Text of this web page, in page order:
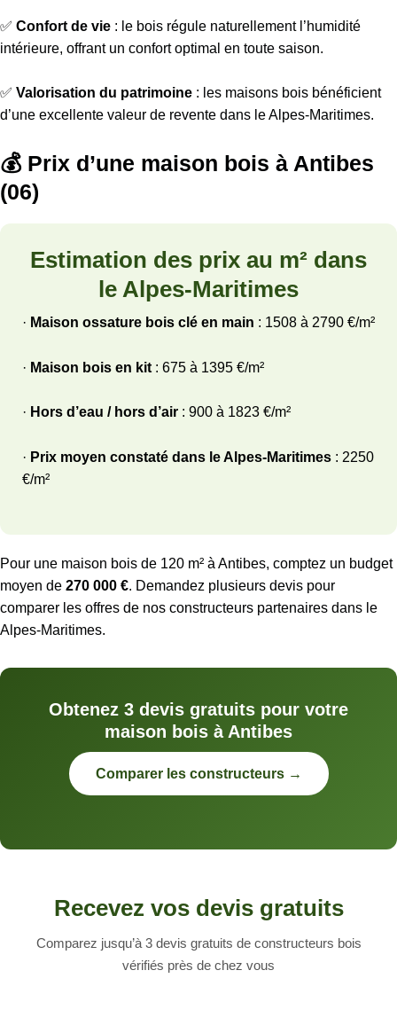
✅ Confort de vie : le bois régule naturellement l’humidité
intérieure, offrant un confort optimal en toute saison.
✅ Valorisation du patrimoine : les maisons bois bénéficient
d’une excellente valeur de revente dans le Alpes-Maritimes.
💰 Prix d’une maison bois à Antibes
(06)
Estimation des prix au m² dans
le Alpes-Maritimes
· Maison ossature bois clé en main : 1508 à 2790 €/m²
· Maison bois en kit : 675 à 1395 €/m²
· Hors d’eau / hors d’air : 900 à 1823 €/m²
· Prix moyen constaté dans le Alpes-Maritimes : 2250
€/m²
Pour une maison bois de 120 m² à Antibes, comptez un budget
moyen de 270 000 €. Demandez plusieurs devis pour
comparer les offres de nos constructeurs partenaires dans le
Alpes-Maritimes.
Obtenez 3 devis gratuits pour votre
maison bois à Antibes
Comparer les constructeurs →
Recevez vos devis gratuits
Comparez jusqu’à 3 devis gratuits de constructeurs bois
vérifiés près de chez vous